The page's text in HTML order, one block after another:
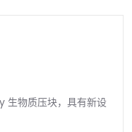
生物质压块，具有新设